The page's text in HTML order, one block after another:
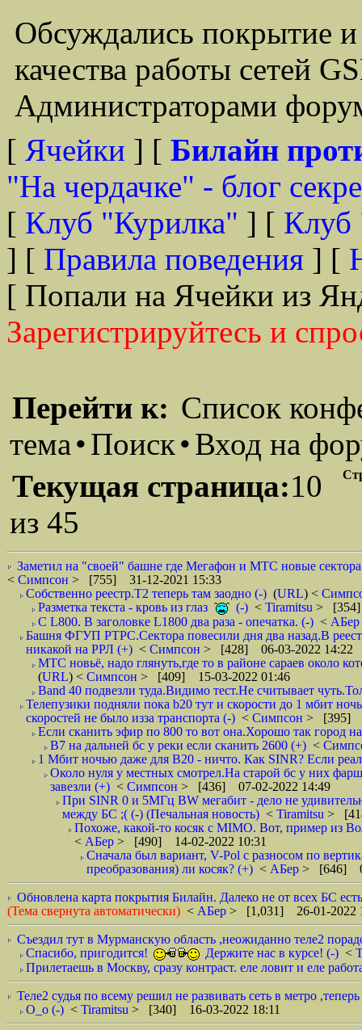
Обсуждались покрытие и
качества работы сетей
Администраторами
[ Ячейки ] [ Билайн
"На чердачке" - блог
[ Клуб "Курилка" ] [ Клуб
] [ Правила поведения ] [
[ Попали на Ячейки из
Зарегистрируйтесь и
Перейти к: Список
тема•Поиск•Вход на
Текущая страница:10
из 45
Заметил на "своей" башне где Мегафон и МТС новые
< Симпсон > [755] 31-12-2021 15:33
Собственно реестр.Т2 теперь там заодно (-) (URL) <
Разметка текста - кровь из глаз
(-) < Tiramitsu > [354]
С L800. В заголовке L1800 два раза - опечатка. (-) < АБер
Башня ФГУП РТРС.Сектора повесили дня два назад.В
никакой на РРЛ (+) < Симпсон > [428] 06-03-2022 14:22
МТС новьё, надо глянуть,где то в районе сараев около
(URL) < Симпсон > [409] 15-03-2022 01:46
Band 40 подвезли туда.Видимо тест.Не считывает
Телепузики подняли пока b20 тут и скорости до 1 мбит
скоростей не было изза транспорта (-) < Симпсон > [395]
Если сканить эфир по 800 то вот она.Хорошо так город
B7 на дальней бс у реки если сканить 2600 (+) <
1 Мбит ночью даже для B20 - ничто. Как SINR? Если
Около нуля у местных смотрел.На старой бс у них
завезли (+) < Симпсон > [436] 07-02-2022 14:49
При SINR 0 и 5МГц BW мегабит - дело не
между БС ;( (-) (Печальная новость) < Tiramitsu >
Похоже, какой-то косяк с MIMO. Вот, пример из
< АБер > [490] 14-02-2022 10:31
Сначала был вариант, V-Pol с разносом по
преобразования) ли косяк? (+) < АБер > [646]
Обновлена карта покрытия Билайн. Далеко не от всех БС
(Тема свернута автоматически) < АБер > [1,031] 26-01-2022
Съездил тут в Мурманскую область ,неожиданно теле2
Спасибо, пригодится!
Держите нас в курсе! (-) <
Прилетаешь в Москву, сразу контраст. еле ловит и еле
Теле2 судья по всему решил не развивать сеть в метро
О_о (-) < Tiramitsu > [340] 16-03-2022 18:11